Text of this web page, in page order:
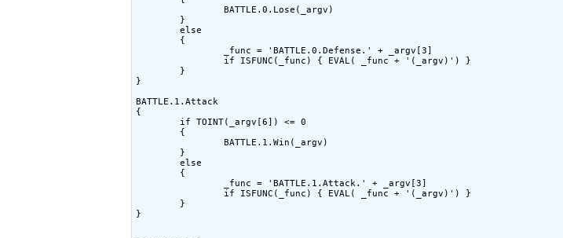
		BATTLE.0.Lose(_argv)
	else
}
BATTLE.1.Attack
{
		BATTLE.1.Win(_argv)
	else
}